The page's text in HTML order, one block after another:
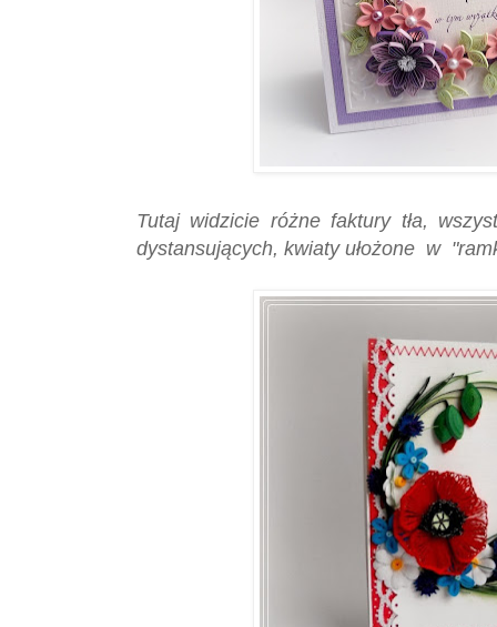
Tutaj widzicie różne faktury tła,
dystansujących, kwiaty ułożone w